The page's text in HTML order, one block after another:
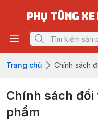
PHỤ TÙNG
Trang chủ Chính sách
Chính sách đổi
phẩm